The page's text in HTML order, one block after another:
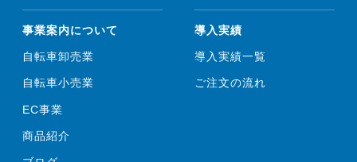
事業案内について
自転車卸売業
自転車小売業
EC事業
商品紹介
導入実績
導入実績一覧
ご注文の流れ